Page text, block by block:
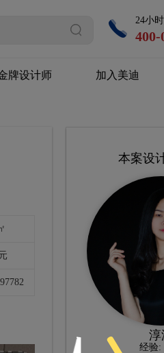
24小
400-
牌设计师 加入美迪
本案设
淳
经验: